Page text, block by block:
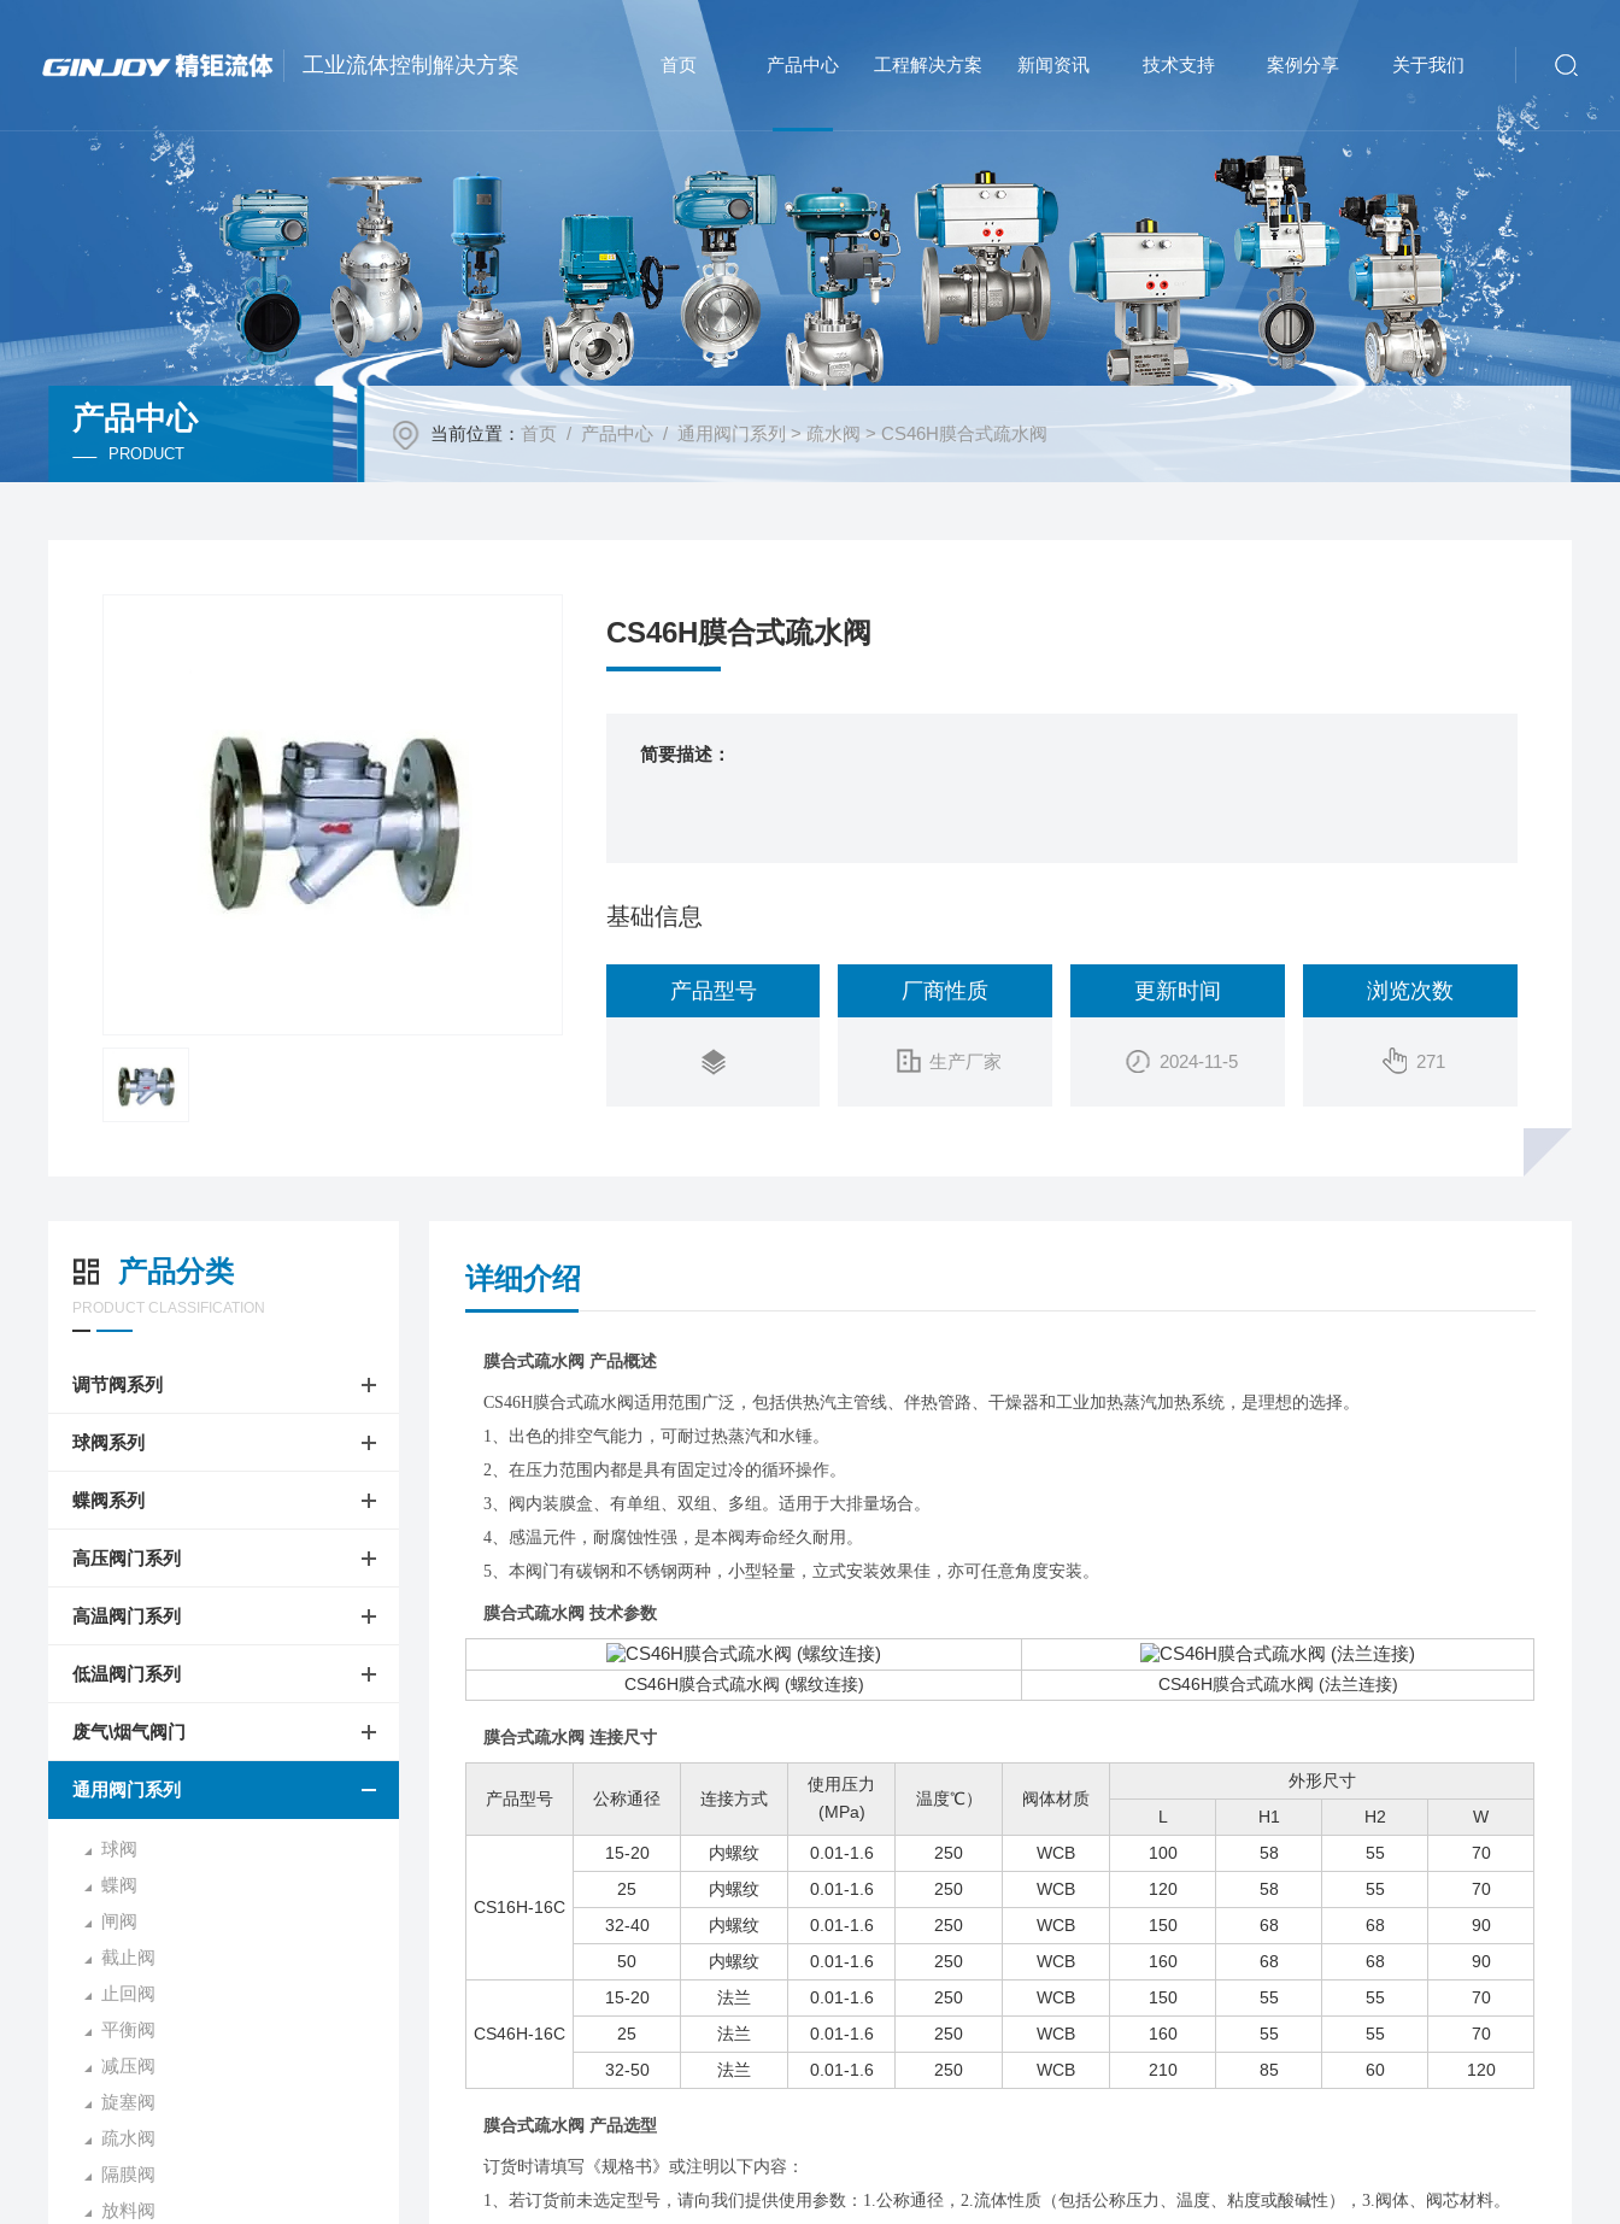
工业流体控制解决方案 首页 产品中心 工程解决方案 新闻资讯 技术支持 案例分享 关于我们
产品中心
PRODUCT
当前位置：首页 / 产品中心/通用阀门系列>疏水阀 > CS46H膜合式疏水阀
CS46H膜合式疏水阀
简要描述：
基础信息
产品型号 厂商性质
生产厂家
更新时间
2024-11-5
浏览次数
271
产品分类
PRODUCT CLASSIFICATION
调节阀系列
球阀系列
蝶阀系列
高压阀门系列
高温阀门系列
低温阀门系列
废气\烟气阀门
通用阀门系列
球阀
蝶阀
闸阀
截止阀
止回阀
平衡阀
减压阀
旋塞阀
疏水阀
隔膜阀
放料阀
详细介绍
膜合式疏水阀 产品概述
CS46H膜合式疏水阀适用范围广泛，包括供热汽主管线、伴热管路、干燥器和工业加热蒸汽加热系统，是理想的选择。
1、出色的排空气能力，可耐过热蒸汽和水锤。
2、在压力范围内都是具有固定过冷的循环操作。
3、阀内装膜盒、有单组、双组、多组。适用于大排量场合。
4、感温元件，耐腐蚀性强，是本阀寿命经久耐用。
5、本阀门有碳钢和不锈钢两种，小型轻量，立式安装效果佳，亦可任意角度安装。
膜合式疏水阀 技术参数
CS46H膜合式疏水阀 (螺纹连接) CS46H膜合式疏水阀 (法兰连接)
膜合式疏水阀 连接尺寸
产品型号 公称通径 连接方式
使用压力
(MPa)
温度℃） 阀体材质
外形尺寸
L
H1 H2 W
CS16H-16C
15-20 内螺纹 0.01-1.6 250 WCB 100 58 55
70
25
内螺纹 0.01-1.6 250 WCB 120 58 55
70
32-40
内螺纹 0.01-1.6 250 WCB 150 68 68
90
50
内螺纹 0.01-1.6 250 WCB 160 68 68 90
CS46H-16C
15-20 法兰 0.01-1.6 250 WCB 150 55 55
70
25
法兰 0.01-1.6 250 WCB 160 55 55
70
32-50
法兰 0.01-1.6 250 WCB 210 85 60 120
膜合式疏水阀 产品选型
订货时请填写《规格书》或注明以下内容：
1、若订货前未选定型号，请向我们提供使用参数：1.公称通径，2.流体性质（包括公称压力、温度、粘度或酸碱性），3.阀体、阀芯材料。